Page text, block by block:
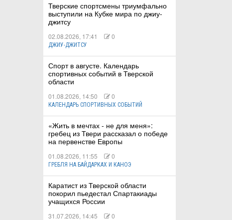
Тверские спортсмены триумфально
выступили на Кубке мира по джиу-
джитсу
02.08.2026, 17:41 0
ДЖИУ-ДЖИТСУ
Спорт в августе. Календарь
спортивных событий в Тверской
области
01.08.2026, 14:50 0
КАЛЕНДАРЬ СПОРТИВНЫХ СОБЫТИЙ
«Жить в мечтах - не для меня»:
гребец из Твери рассказал о победе
на первенстве Европы
01.08.2026, 11:55 0
ГРЕБЛЯ НА БАЙДАРКАХ И КАНОЭ
Каратист из Тверской области
покорил пьедестал Спартакиады
учащихся России
31.07.2026, 14:45 0